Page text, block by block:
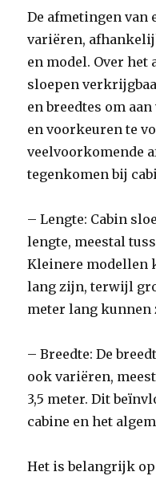
De afmetingen van
variëren,
en model. Over het
sloepen
en breedtes om
en voorkeuren te
veelvoorkomende
tegenkomen bij
– Lengte: Cabin
lengte, meestal
Kleinere modellen
lang zijn, terwijl
meter lang kunnen
– Breedte: De
ook variëren,
3,5 meter. Dit
cabine en het
Het is belangrijk